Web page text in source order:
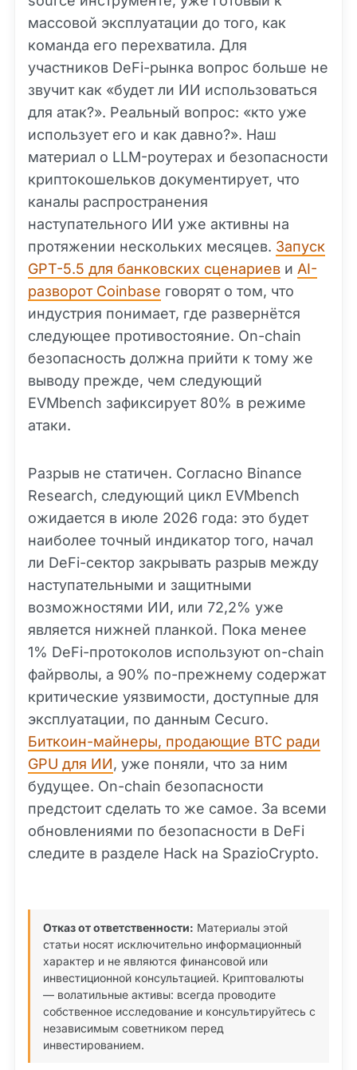
массовой эксплуатации до того, как
команда его перехватила. Для
участников DeFi-рынка вопрос больше не
звучит как «будет ли ИИ использоваться
для атак?». Реальный вопрос: «кто уже
использует его и как давно?». Наш
материал о LLM-роутерах и безопасности
криптокошельков документирует, что
каналы распространения
наступательного ИИ уже активны на
протяжении нескольких месяцев. Запуск
GPT-5.5 для банковских сценариев и AI-
разворот Coinbase говорят о том, что
индустрия понимает, где развернётся
следующее противостояние. On-chain
безопасность должна прийти к тому же
выводу прежде, чем следующий
EVMbench зафиксирует 80% в режиме
атаки.
Разрыв не статичен. Согласно Binance
Research, следующий цикл EVMbench
ожидается в июле 2026 года: это будет
наиболее точный индикатор того, начал
ли DeFi-сектор закрывать разрыв между
наступательными и защитными
возможностями ИИ, или 72,2% уже
является нижней планкой. Пока менее
1% DeFi-протоколов используют on-chain
файрволы, а 90% по-прежнему содержат
критические уязвимости, доступные для
эксплуатации, по данным Cecuro.
Биткоин-майнеры, продающие BTC ради
GPU для ИИ, уже поняли, что за ним
будущее. On-chain безопасности
предстоит сделать то же самое. За всеми
обновлениями по безопасности в DeFi
следите в разделе Hack на SpazioCrypto.
Отказ от ответственности: Материалы этой
статьи носят исключительно информационный
характер и не являются финансовой или
инвестиционной консультацией. Криптовалюты
— волатильные активы: всегда проводите
собственное исследование и консультируйтесь с
независимым советником перед
инвестированием.